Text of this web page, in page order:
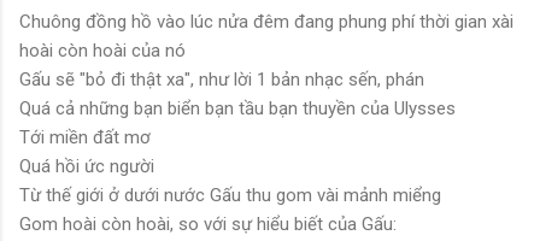
Chuông đồng hồ vào lúc nửa đêm đang phung phí thời gian xài
hoài còn hoài của nó
Gấu sẽ "bỏ đi thật xa", như lời 1 bản nhạc sến, phán
Quá cả những bạn biển bạn tầu bạn thuyền của Ulysses
Tới miền đất mơ
Quá hồi ức người
Từ thế giới ở dưới nước Gấu thu gom vài mảnh miểng
Gom hoài còn hoài, so với sự hiểu biết của Gấu: